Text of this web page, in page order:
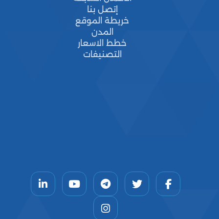
إتصل بنا
خريطة الموقع
المدن
خطط الاسعار
التصنيفات